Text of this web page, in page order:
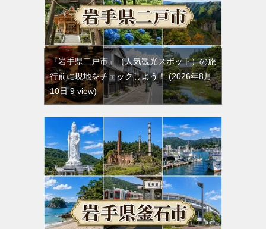
『岩手県二戸市』（人気観光スポット）の旅
行前に現地をチェックしよう！ 2026年8月
10日 9 view